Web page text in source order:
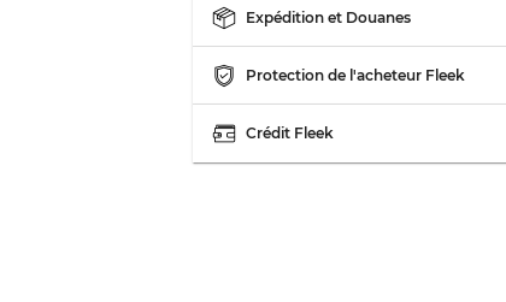
Qualité B Peu utilisé
Qualité CUsure visible avec
Expédition et Douanes
Protection de l'acheteur Fleek
Crédit Fleek